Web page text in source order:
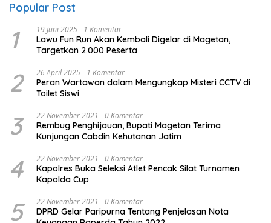
Popular Post
1 19 Juni 2025 1 Komentar
Lawu Fun Run Akan Kembali Digelar di Magetan,
Targetkan 2.000 Peserta
2 26 April 2025 1 Komentar
Peran Wartawan dalam Mengungkap Misteri CCTV di
Toilet Siswi
3 22 November 2021 0 Komentar
Rembug Penghijauan, Bupati Magetan Terima
Kunjungan Cabdin Kehutanan Jatim
4 22 November 2021 0 Komentar
Kapolres Buka Seleksi Atlet Pencak Silat Turnamen
Kapolda Cup
5 22 November 2021 0 Komentar
DPRD Gelar Paripurna Tentang Penjelasan Nota